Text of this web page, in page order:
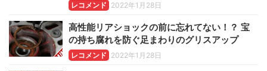
レコメンド 2022年1月28日
高性能リアショックの前に忘れてない！？ 宝
の持ち腐れを防ぐ足まわりのグリスアップ
レコメンド 2022年1月28日